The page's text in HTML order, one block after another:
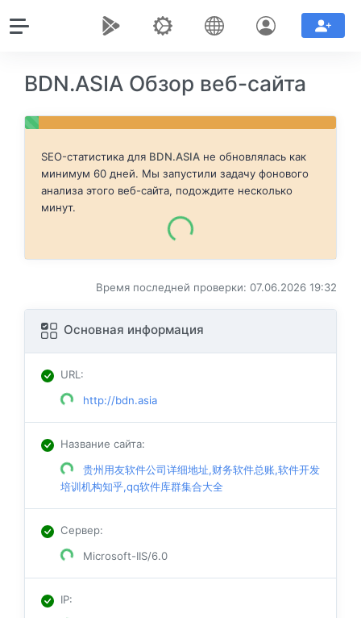
BDN.ASIA Обзор веб-сайта
SEO-статистика для BDN.ASIA не обновлялась как
минимум 60 дней. Мы запустили задачу фонового
анализа этого веб-сайта, подождите несколько
минут.
Время последней проверки: 07.06.2026 19:32
Основная информация
URL:
http://bdn.asia
Название сайта:
贵州用友软件公司详细地址,财务软件总账,软件开发
培训机构知乎,qq软件库群集合大全
Сервер:
Microsoft-IIS/6.0
IP: